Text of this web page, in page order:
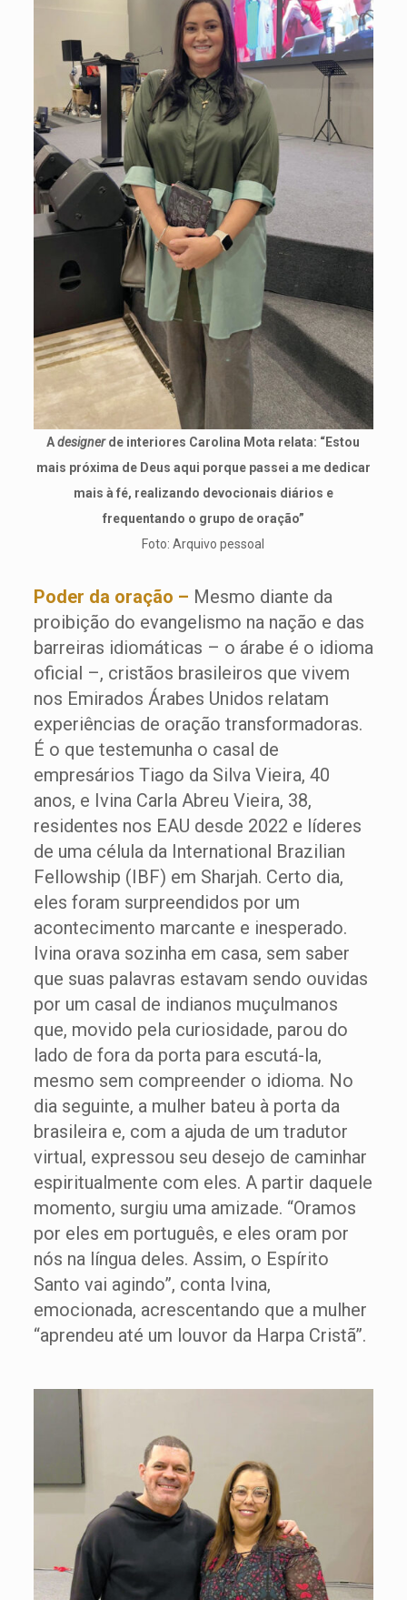
Adesignerde interiores Carolina Mota relata: “Estou
mais próxima de Deus aqui porque passei a me dedicar
mais à fé, realizando devocionais diários e
frequentando o grupo de oração”
Foto: Arquivo pessoal
Poder da oração – Mesmo diante da
proibição do evangelismo na nação e das
barreiras idiomáticas – o árabe é o idioma
oficial –, cristãos brasileiros que vivem
nos Emirados Árabes Unidos relatam
experiências de oração transformadoras.
É o que testemunha o casal de
empresários Tiago da Silva Vieira, 40
anos, e Ivina Carla Abreu Vieira, 38,
residentes nos EAU desde 2022 e líderes
de uma célula da International Brazilian
Fellowship (IBF) em Sharjah. Certo dia,
eles foram surpreendidos por um
acontecimento marcante e inesperado.
Ivina orava sozinha em casa, sem saber
que suas palavras estavam sendo ouvidas
por um casal de indianos muçulmanos
que, movido pela curiosidade, parou do
lado de fora da porta para escutá-la,
mesmo sem compreender o idioma. No
dia seguinte, a mulher bateu à porta da
brasileira e, com a ajuda de um tradutor
virtual, expressou seu desejo de caminhar
espiritualmente com eles. A partir daquele
momento, surgiu uma amizade. “Oramos
por eles em português, e eles oram por
nós na língua deles. Assim, o Espírito
Santo vai agindo”, conta Ivina,
emocionada, acrescentando que a mulher
“aprendeu até um louvor da Harpa Cristã”.